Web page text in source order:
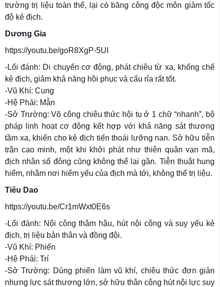
trường trị liệu toàn thể, lại có băng công độc môn giảm tốc
độ kẻ địch.
Dương Gia
https://youtu.be/goR8XgP-5UI
-Lối đánh: Di chuyển cơ động, phát chiêu từ xa, khống chế
kẻ địch, giảm khả năng hồi phục và cấu rỉa rất tốt.
-Vũ Khí: Cung
-Hệ Phái: Mẫn
-Sở Trường: Võ công chiêu thức hội tụ ở 1 chữ “nhanh”, bộ
pháp linh hoạt cơ động kết hợp với khả năng sát thương
tầm xa, khiến cho kẻ địch tiến thoái lưỡng nan. Sở hữu tiễn
trận cao minh, một khi khởi phát như thiên quân vạn mã,
địch nhân số đông cũng không thể lại gần. Tiễn thuật hung
hiểm, nhằm nơi hiểm yếu của địch mà tới, không thể trị liệu.
Tiêu Dao
https://youtu.be/Cr1mWxt0E6s
-Lối đánh: Nội công thâm hậu, hút nội công và suy yếu kẻ
địch, trị liệu bản thân và đồng đội.
-Vũ Khí: Phiến
-Hệ Phái: Trí
-Sở Trường: Dùng phiến làm vũ khí, chiêu thức đơn giản
nhưng lực sát thương lớn, sở hữu thân công hút nội lực suy